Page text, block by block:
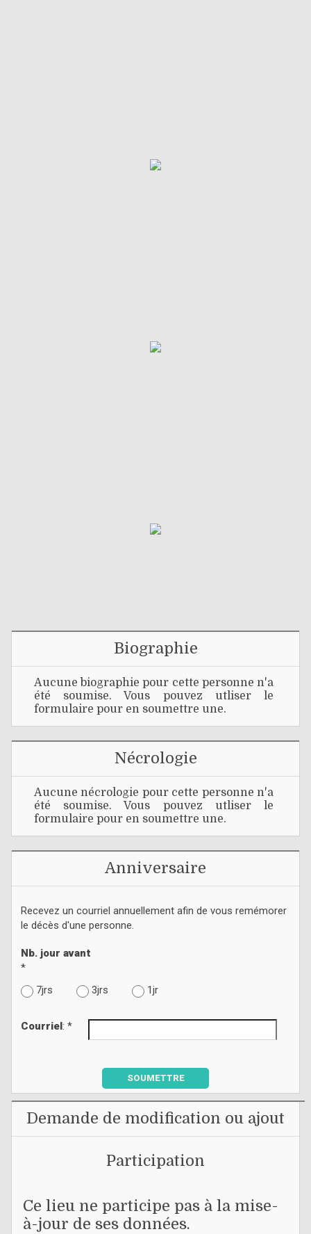
Biographie
Aucune biographie pour cette personne n'a
été soumise. Vous pouvez utliser le
formulaire pour en soumettre une.
Nécrologie
Aucune nécrologie pour cette personne n'a
été soumise. Vous pouvez utliser le
formulaire pour en soumettre une.
Anniversaire
Recevez un courriel annuellement afin de vous remémorer
le décès d'une personne.
Nb. jour avant
*
7jrs
3jrs 1jr
Courriel: *
SOUMETTRE
Demande de modification ou ajout
Participation
Ce lieu ne participe pas à la mise-
à-jour de ses données.